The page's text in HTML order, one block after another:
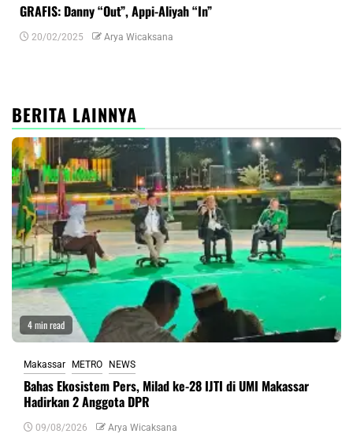
GRAFIS: Danny “Out”, Appi-Aliyah “In”
20/02/2025 Arya Wicaksana
BERITA LAINNYA
4 min read
Makassar METRO NEWS
Bahas Ekosistem Pers, Milad ke-28 IJTI di UMI Makassar
Hadirkan 2 Anggota DPR
09/08/2026 Arya Wicaksana